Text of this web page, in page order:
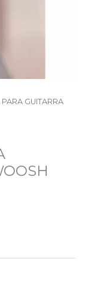
GUITARRA